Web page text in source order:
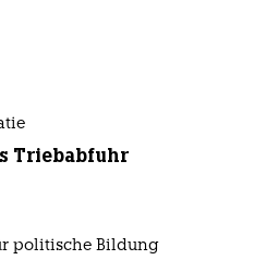
Triebabfuhr
politische Bildung